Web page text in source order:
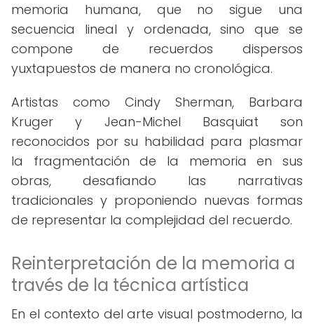
memoria humana, que no sigue una
secuencia lineal y ordenada, sino que se
compone de recuerdos dispersos
yuxtapuestos de manera no cronológica.
Artistas como Cindy Sherman, Barbara
Kruger y Jean-Michel Basquiat son
reconocidos por su habilidad para plasmar
la fragmentación de la memoria en sus
obras, desafiando las narrativas
tradicionales y proponiendo nuevas formas
de representar la complejidad del recuerdo.
Reinterpretación de la memoria a
través de la técnica artística
En el contexto del arte visual postmoderno, la